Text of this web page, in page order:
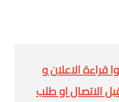
قراءة الاعلان و
الاتصال او طلب